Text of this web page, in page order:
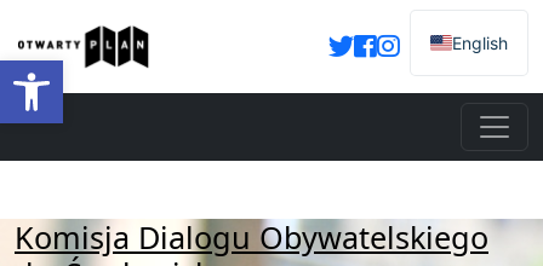
Otwórz pasek narzędzi
English
Komisja Dialogu Obywatelskiego